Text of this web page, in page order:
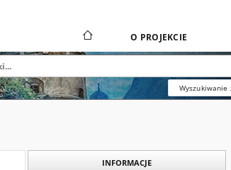
O PROJEKCIE
Wyszukiwanie
INFORMACJE